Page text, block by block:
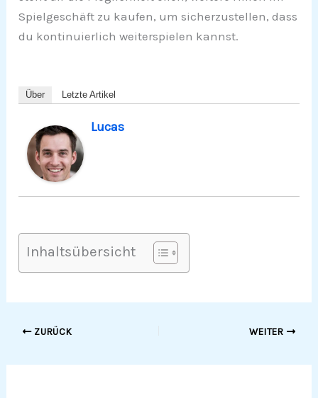
Spielgeschäft zu kaufen, um sicherzustellen, dass
du kontinuierlich weiterspielen kannst.
Über Letzte Artikel
Lucas
Inhaltsübersicht
ZURÜCK WEITER